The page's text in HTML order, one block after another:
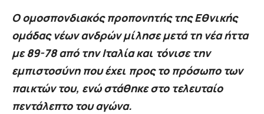
Ο ομοσπονδιακός προπονητής της Εθνικής
ομάδας νέων ανδρών μίλησε μετά τη νέα ήττα
με 89-78 από την Ιταλία και τόνισε την
εμπιστοσύνη που έχει προς το πρόσωπο των
παικτών του, ενώ στάθηκε στο τελευταίο
πεντάλεπτο του αγώνα.